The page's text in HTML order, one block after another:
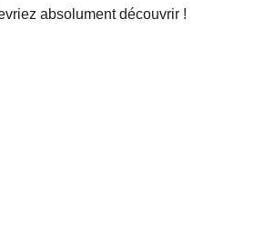
absolument découvrir !